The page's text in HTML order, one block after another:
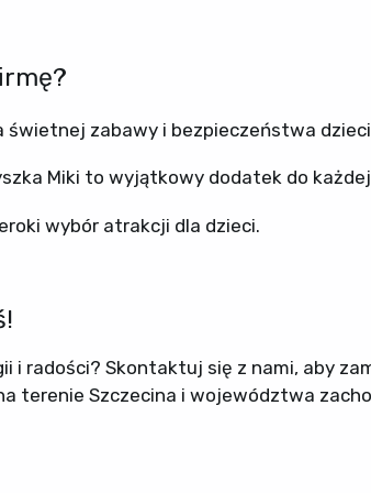
świetnej zabawy i bezpieczeństwa
Miki to wyjątkowy dodatek do
wybór atrakcji dla dzieci.
i radości? Skontaktuj się z nami, aby
terenie Szczecina i województwa